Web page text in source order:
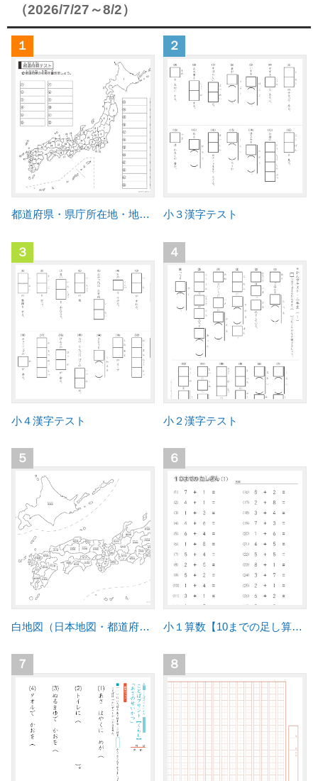
（2026/7/27～8/2）
１
都道府県・県庁所在地・地方区分 テスト
２
小３漢字テスト
３
小４漢字テスト
４
小２漢字テスト
５
白地図（日本地図・都道府県）
６
小１算数【10までの足し算】練習プリント
７ ８